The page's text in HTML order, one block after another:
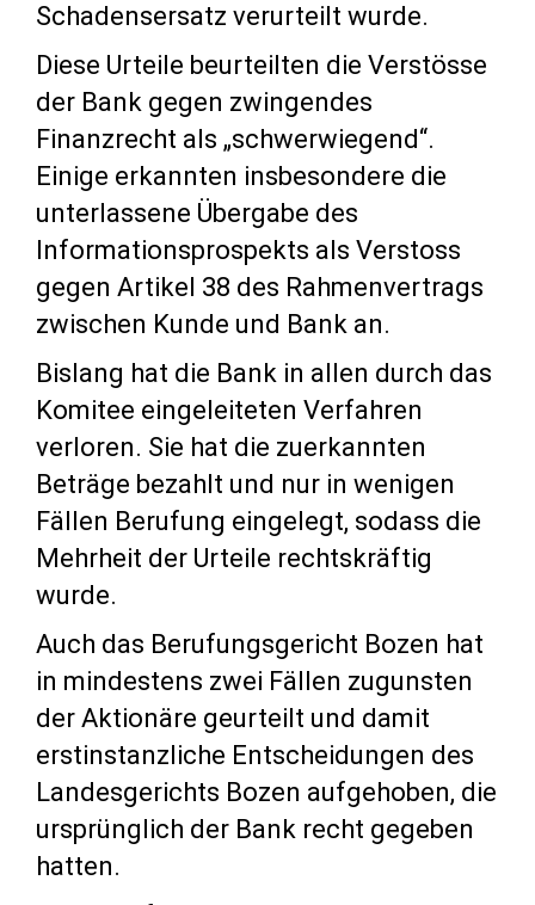
Schadensersatz verurteilt wurde.
Diese Urteile beurteilten die Verstösse
der Bank gegen zwingendes
Finanzrecht als „schwerwiegend“.
Einige erkannten insbesondere die
unterlassene Übergabe des
Informationsprospekts als Verstoss
gegen Artikel 38 des Rahmenvertrags
zwischen Kunde und Bank an.
Bislang hat die Bank in allen durch das
Komitee eingeleiteten Verfahren
verloren. Sie hat die zuerkannten
Beträge bezahlt und nur in wenigen
Fällen Berufung eingelegt, sodass die
Mehrheit der Urteile rechtskräftig
wurde.
Auch das Berufungsgericht Bozen hat
in mindestens zwei Fällen zugunsten
der Aktionäre geurteilt und damit
erstinstanzliche Entscheidungen des
Landesgerichts Bozen aufgehoben, die
ursprünglich der Bank recht gegeben
hatten.